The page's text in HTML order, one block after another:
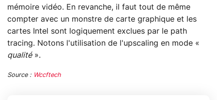
mémoire vidéo. En revanche, il faut tout de même
compter avec un monstre de carte graphique et les
cartes Intel sont logiquement exclues par le path
tracing. Notons l'utilisation de l'upscaling en mode «
qualité».
Source : Wccftech